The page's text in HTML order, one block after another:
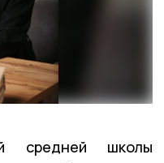
средней школы